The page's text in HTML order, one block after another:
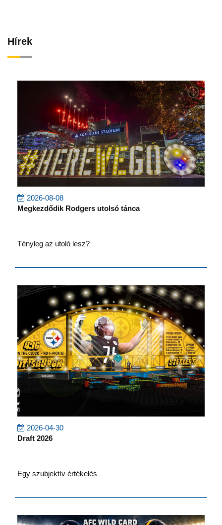
Hírek
2026-08-08
Megkezdődik Rodgers utolsó tánca
Tényleg az utoló lesz?
2026-04-30
Draft 2026
Egy szubjektív értékelés